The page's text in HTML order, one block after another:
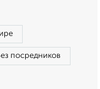
посредников